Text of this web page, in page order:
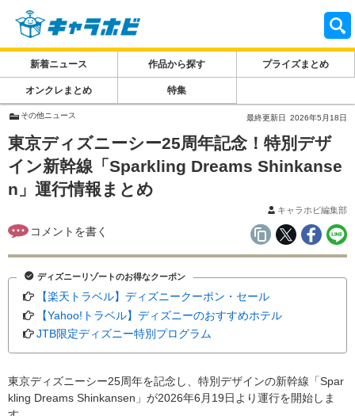
新着ニュース 作品から探す プライズまとめ
オンクレまとめ 特集
その他ニュース 最終更新日 2026年5月18日
東京ディズニーシー25周年記念！特別デザ
イン新幹線「Sparkling Dreams Shinkanse
n」運行情報まとめ
キャラホビ編集部
ディズニーリゾートのお得なクーポン
【楽天トラベル】ディズニークーポン・セール
【Yahoo!トラベル】ディズニーのおすすめホテル
JTB限定ディズニー特別プログラム
東京ディズニーシー25周年を記念し、特別デザインの新幹線「Spar
kling Dreams Shinkansen」が2026年6月19日より運行を開始しま